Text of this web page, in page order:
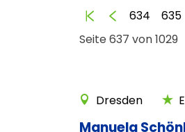
Seite 637 von 1029
AnfangZurück
634 635
Dresden
Manuela